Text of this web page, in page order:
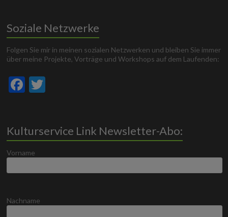
Soziale Netzwerke
Folgen Sie mir in meinen sozialen Netzwerken und bleiben Sie immer
über meine Projekte, Vorträge und Workshops auf dem Laufenden:
F
b
o
er
Kulturservice Link Newsletter-Abo:
Vorname
Nachname